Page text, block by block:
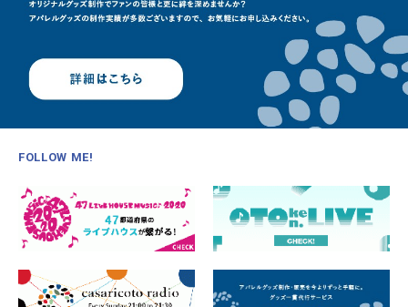
FOLLOW ME!